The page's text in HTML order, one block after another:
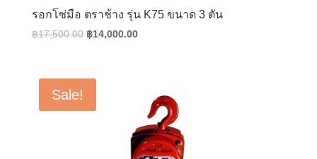
รอกโซ่มือ ตราช้าง รุ่น K75 ขนาด 3 ตัน
฿17,500.00 Original
฿17,500.00.
฿14,000.00Current
Sale!